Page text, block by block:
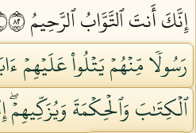
إِنَّكَ أَنتَ ٱلتَّوَّابُ ٱلرَّحِيمُ ١٢٨
رَسُولٗا مِّنۡهُمۡ يَتۡلُواْ عَلَيۡهِمۡ
ٱلۡكِتَٰبَ وَٱلۡحِكۡمَةَ وَيُزَكِّيهِمۡۖ